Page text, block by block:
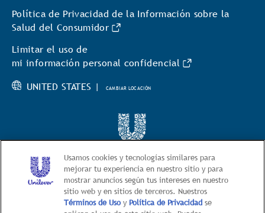
Política de Privacidad de la Información sobre la
Salud del Consumidor
Limitar el uso de
mi información personal confidencial
UNITED STATES | CAMBIAR LOCACIÓN
© 2026 BestFoods
Este sitio web está dirigido exclusivamente
a los consumidores estadounidenses de productos y
Usamos cookies y tecnologías similares para
mejorar tu experiencia en nuestro sitio y para
mostrar anuncios según tus intereses en nuestro
sitio web y en sitios de terceros. Nuestros
Términos de Uso y Política de Privacidadse